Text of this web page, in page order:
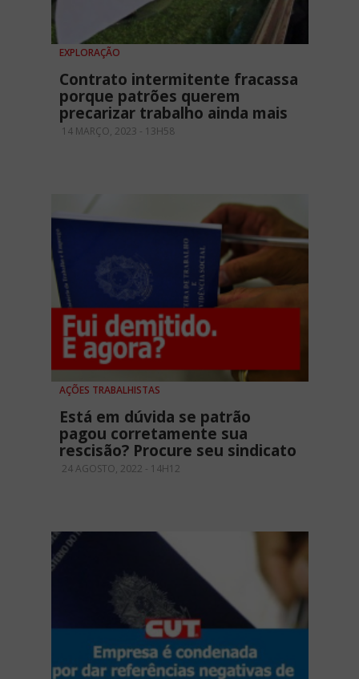
EXPLORAÇÃO
Contrato intermitente fracassa
porque patrões querem
precarizar trabalho ainda mais
14 MARÇO, 2023 - 13H58
AÇÕES TRABALHISTAS
Está em dúvida se patrão
pagou corretamente sua
rescisão? Procure seu sindicato
24 AGOSTO, 2022 - 14H12